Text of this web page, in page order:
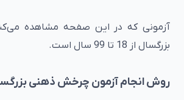
آزمونی که در این صفحه مشاهده
بزرگسال از 18 تا 99 سال است.
روش انجام آزمون چرخش ذهنی